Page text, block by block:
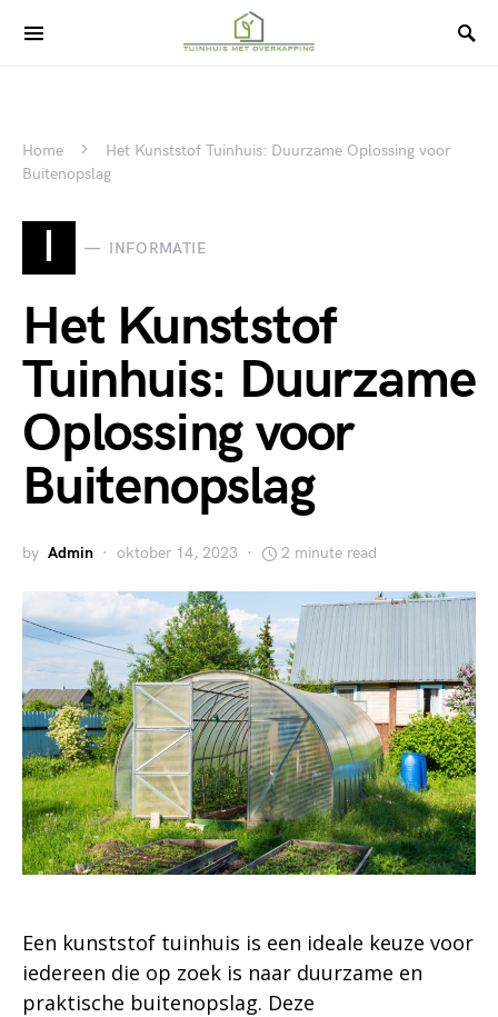
Home
Het Kunststof Tuinhuis: Duurzame Oplossing voor
Buitenopslag
I INFORMATIE
Het Kunststof
Tuinhuis: Duurzame
Oplossing voor
Buitenopslag
by Admin oktober 14, 2023 2 minute read
Een kunststof tuinhuis is een ideale keuze voor
iedereen die op zoek is naar duurzame en
praktische buitenopslag. Deze